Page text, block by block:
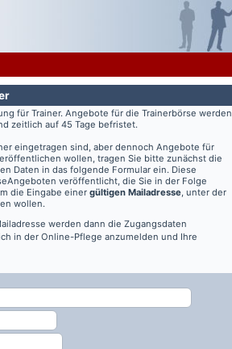
für Trainer. Angebote für die Trainerbörse werden
zeitlich auf 45 Tage befristet.
eingetragen sind, aber dennoch Angebote für
wollen, tragen Sie bitte zunächst die
Daten in das folgende Formular ein. Diese
veröffentlicht, die Sie in der Folge
die Eingabe einer gültigen Mailadresse, unter der
wollen.
werden dann die Zugangsdaten
in der Online-Pflege anzumelden und Ihre